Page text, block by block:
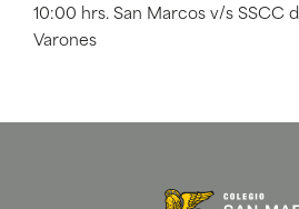
10:00 hrs. San Marcos v/s SSCC
Varones